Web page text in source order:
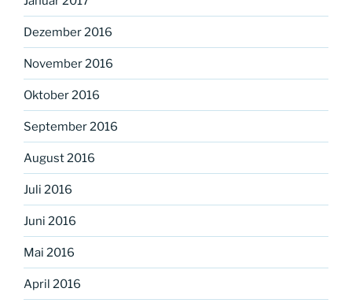
Dezember 2016
November 2016
Oktober 2016
September 2016
August 2016
Juli 2016
Juni 2016
Mai 2016
April 2016